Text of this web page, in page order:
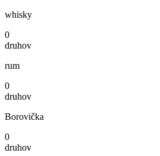
whisky
0
druhov
rum
0
druhov
Borovička
0
druhov